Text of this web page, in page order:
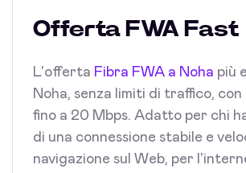
Offerta FWA Fast
L'offerta Fibra FWA a Noha più
Noha, senza limiti di traffico, con
fino a 20 Mbps. Adatto per chi
di una connessione stabile e
navigazione sul Web, per